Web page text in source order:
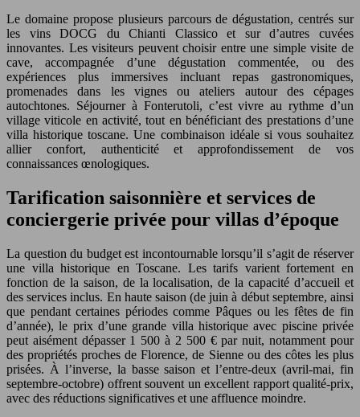
Le domaine propose plusieurs parcours de dégustation, centrés sur
les vins DOCG du Chianti Classico et sur d’autres cuvées
innovantes. Les visiteurs peuvent choisir entre une simple visite de
cave, accompagnée d’une dégustation commentée, ou des
expériences plus immersives incluant repas gastronomiques,
promenades dans les vignes ou ateliers autour des cépages
autochtones. Séjourner à Fonterutoli, c’est vivre au rythme d’un
village viticole en activité, tout en bénéficiant des prestations d’une
villa historique toscane. Une combinaison idéale si vous souhaitez
allier confort, authenticité et approfondissement de vos
connaissances œnologiques.
Tarification saisonnière et services de
conciergerie privée pour villas d’époque
La question du budget est incontournable lorsqu’il s’agit de réserver
une villa historique en Toscane. Les tarifs varient fortement en
fonction de la saison, de la localisation, de la capacité d’accueil et
des services inclus. En haute saison (de juin à début septembre, ainsi
que pendant certaines périodes comme Pâques ou les fêtes de fin
d’année), le prix d’une grande villa historique avec piscine privée
peut aisément dépasser 1 500 à 2 500 € par nuit, notamment pour
des propriétés proches de Florence, de Sienne ou des côtes les plus
prisées. À l’inverse, la basse saison et l’entre-deux (avril-mai, fin
septembre-octobre) offrent souvent un excellent rapport qualité-prix,
avec des réductions significatives et une affluence moindre.